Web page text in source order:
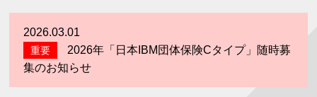
2026.03.01
重要
2026年「日本IBM団体保険Cタイプ」随時募
集のお知らせ